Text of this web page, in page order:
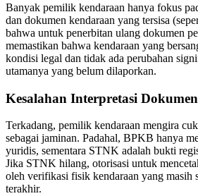
Banyak pemilik kendaraan hanya fokus
dan dokumen kendaraan yang tersisa
bahwa untuk penerbitan ulang dokumen
memastikan bahwa kendaraan yang
kondisi legal dan tidak ada perubahan
utamanya yang belum dilaporkan.
Kesalahan Interpretasi Dokumen
Terkadang, pemilik kendaraan mengira
sebagai jaminan. Padahal, BPKB hanya
yuridis, sementara STNK adalah bukti
Jika STNK hilang, otorisasi untuk
oleh verifikasi fisik kendaraan yang masih
terakhir.